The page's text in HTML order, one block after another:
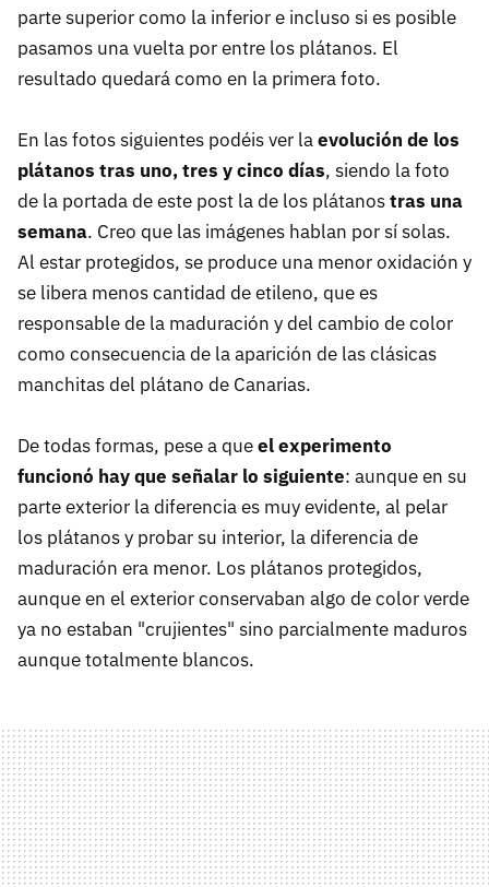
parte superior como la inferior e incluso si es posible
pasamos una vuelta por entre los plátanos. El
resultado quedará como en la primera foto.
En las fotos siguientes podéis ver laevolución de los
plátanos tras uno, tres y cinco días, siendo la foto
de la portada de este post la de los plátanostras una
semana. Creo que las imágenes hablan por sí solas.
Al estar protegidos, se produce una menor oxidación y
se libera menos cantidad de etileno, que es
responsable de la maduración y del cambio de color
como consecuencia de la aparición de las clásicas
manchitas del plátano de Canarias.
De todas formas, pese a queel experimento
funcionó hay que señalar lo siguiente: aunque en su
parte exterior la diferencia es muy evidente, al pelar
los plátanos y probar su interior, la diferencia de
maduración era menor. Los plátanos protegidos,
aunque en el exterior conservaban algo de color verde
ya no estaban "crujientes" sino parcialmente maduros
aunque totalmente blancos.